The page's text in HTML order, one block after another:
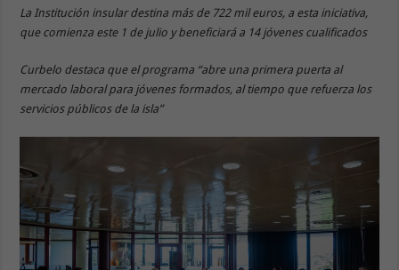
La Institución insular destina más de 722 mil euros, a esta iniciativa,
que comienza este 1 de julio y beneficiará a 14 jóvenes cualificados
Curbelo destaca que el programa “abre una primera puerta al
mercado laboral para jóvenes formados, al tiempo que refuerza los
servicios públicos de la isla”